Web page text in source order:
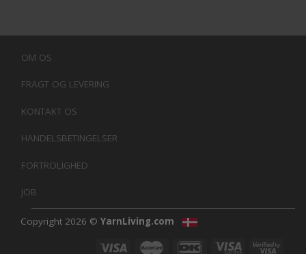
OM OS
FRAGT OG LEVERING
KONTAKT OS
HANDELSBETINGELSER
FORTROLIGHED
JOB
Copyright 2026 © YarnLiving.com